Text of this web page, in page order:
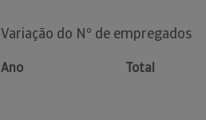
Variação do Nº de empregados
Ano Total